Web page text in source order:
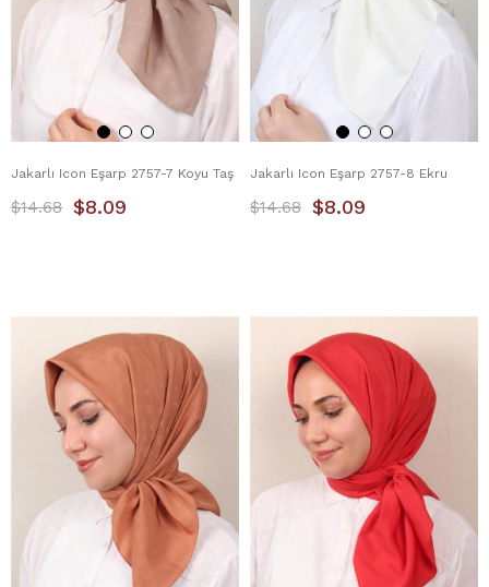
Jakarlı Icon Eşarp 2757-7 Koyu Taş
$8.09
$14.68
Jakarlı Icon Eşarp 2757-8 Ekru
$8.09
$14.68